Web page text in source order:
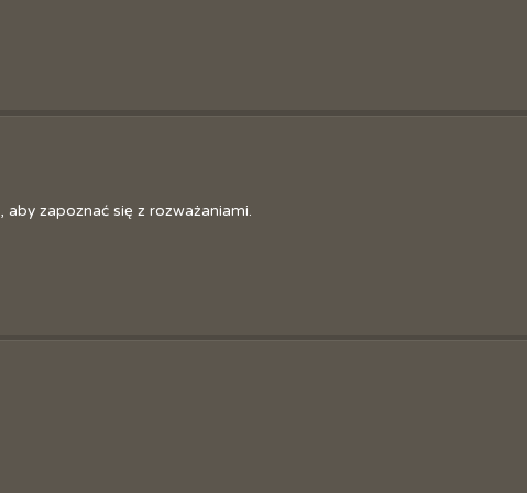
, aby zapoznać się z rozważaniami.